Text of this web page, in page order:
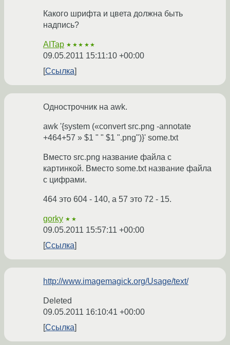
Какого шрифта и цвета должна быть
надпись?
AITap ★★★★★
09.05.2011 15:11:10 +00:00
Ссылка
Однострочник на awk.
awk '{system («convert src.png -annotate
+464+57 » $1 " " $1 ".png")}' some.txt
Вместо src.png название файла с
картинкой. Вместо some.txt название файла
с цифрами.
464 это 604 - 140, а 57 это 72 - 15.
gorky ★★
09.05.2011 15:57:11 +00:00
Ссылка
http://www.imagemagick.org/Usage/text/
Deleted
09.05.2011 16:10:41 +00:00
Ссылка